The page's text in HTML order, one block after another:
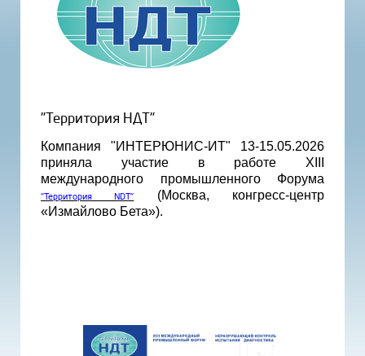
"Территория НДТ"
Компания "ИНТЕРЮНИС-ИТ" 13-15.05.2026
приняла участие в работе XIII
международного промышленного Форума
"Территория NDT"
(Москва, конгресс-центр
«Измайлово Бета»).